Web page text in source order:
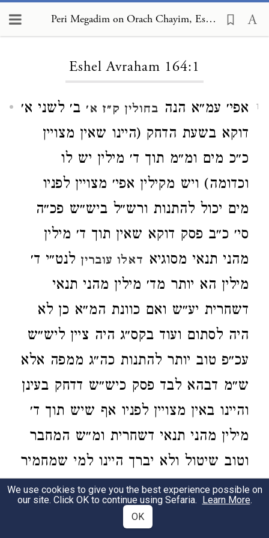
Peri Megadim on Orach Chayim, Eshel Avraham 164:1
Eshel Avraham 164:1
1 אפי׳ עמ״א הנה בחולין ק״ז א׳ ב׳ לשני א׳
דוקא בשעת הדחק (היינו שאין מצויין
כ״כ מים ומ״מ תוך ד׳ מילין יש לו
וכדומה) ויש מקילין אפי׳ מצויין לפניו
מים יכול להתנות ורש״ל ביש״ש פכ״ה
סי׳ כ״ב פסק דוקא שאין תוך ד׳ מילין
מהני תנאי מסוגיא דאלו עוברין לנט״י ד׳
מילין הא יותר מד׳ מילין מהני תנאי
דשחרית יע״ש ואם כוונת המ״א כן לא
היה לסתום ועוד בקס״ג היה ציין ליש״ש
עכ״פ טוב יותר להתנות כה״ג ממפה אלא
ש״מ דבהא לבד פסק כיש״ש דדחק בעינן
והיינו באין מצויין לפניו אף שיש תוך ד׳
מילין מהני תנאי דשחרית ומ״ש המחבר
וטוב שיטול ולא יברך היינו למי שמחמיר
בחסידות אבל מדינא אף מצויים לפניו
יוכל להתנות וכ״מ בלבוש וטוב לחומרא
We use cookies to give you the best experience possible on
our site. Click OK to continue using Sefaria. Learn More.
OK